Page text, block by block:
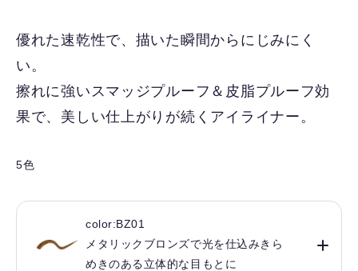
解
優れた速乾性で、描いた瞬間からにじみにく
い。
擦れに強いスマッジプルーフ＆皮脂プルーフ効
果で、美しい仕上がりが続くアイライナー。
5色
color:BZ01
メタリックブロンズで光を仕込みきら
めきのある立体的な目もとに